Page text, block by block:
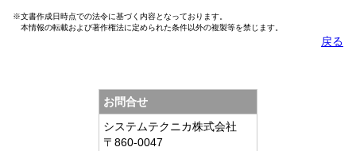
※文書作成日時点での法令に基づく内容となっております。
本情報の転載および著作権法に定められた条件以外の複製等を禁じます。
戻る
お問合せ
システムテクニカ株式会社
〒860-0047